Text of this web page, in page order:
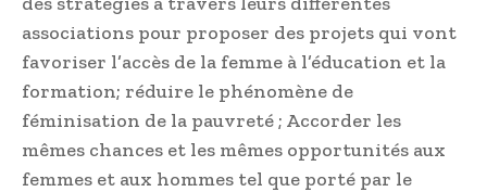
associations pour proposer des projets qui vont
favoriser l’accès de la femme à l’éducation et la
formation; réduire le phénomène de
féminisation de la pauvreté ; Accorder les
mêmes chances et les mêmes opportunités aux
femmes et aux hommes tel que porté par le